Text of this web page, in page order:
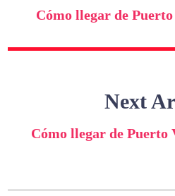
entradas
Cómo llegar de
Next
Cómo llegar de Puerto